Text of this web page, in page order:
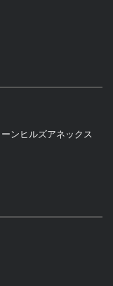
ンヒルズアネックス